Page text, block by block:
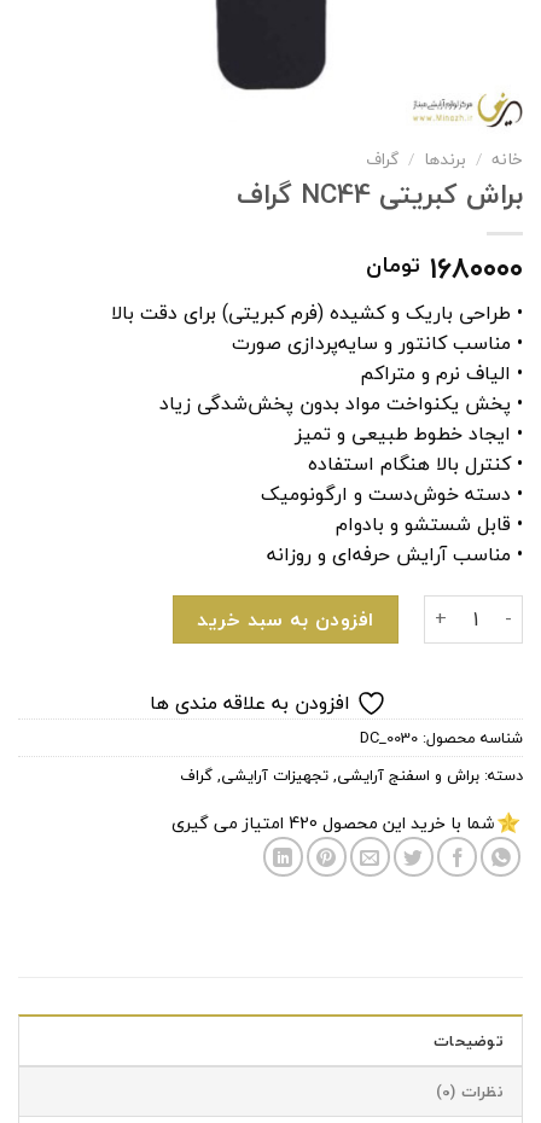
خانه / برندها / گراف
براش کبریتی NC44 گراف
۱۶۸۰۰۰۰ تومان
• طراحی باریک و کشیده (فرم کبریتی) برای دقت بالا
• مناسب کانتور و سایه‌پردازی صورت
• الیاف نرم و متراکم
• پخش یکنواخت مواد بدون پخش‌شدگی زیاد
• ایجاد خطوط طبیعی و تمیز
• کنترل بالا هنگام استفاده
• دسته خوش‌دست و ارگونومیک
• قابل شستشو و بادوام
• مناسب آرایش حرفه‌ای و روزانه
براش کبریتی NC44 گراف عدد افزودن به سبد خرید
افزودن به علاقه مندی ها
شناسه محصول: DC_0030
دسته: براش و اسفنج آرایشی,تجهیزات آرایشی,گراف
شما با خرید این محصول 420 امتیاز می گیری
توضیحات
نظرات (0)